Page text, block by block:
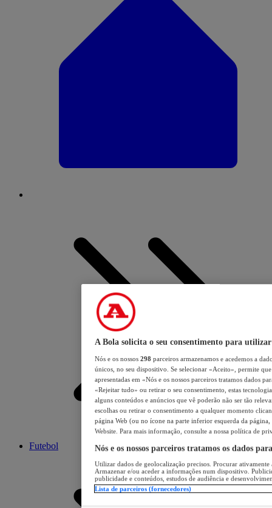
Futebol
A Bola solicita o seu consentimento para utilizar
Nós e os nossos 298 parceiros armazenamos e acedemos a
únicos, no seu dispositivo. Se selecionar «Aceito», permite
apresentadas em «Nós e os nossos parceiros tratamos dados
«Rejeitar tudo» ou retirar o seu consentimento, estas
alguns conteúdos e anúncios que vê poderão não ser tão
escolhas ou retirar o consentimento a qualquer momento
página Web (ou no ícone na parte inferior esquerda da página,
Website. Para mais informação, consulte a nossa política de
Nós e os nossos parceiros tratamos os dados
Utilizar dados de geolocalização precisos. Procurar
Armazenar e/ou aceder a informações num dispositivo.
publicidade e conteúdos, estudos de audiência e
Lista de parceiros (fornecedores)